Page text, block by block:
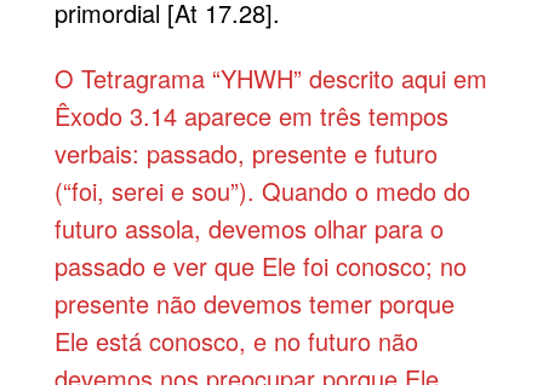
primordial [At 17.28].
O Tetragrama “YHWH” descrito aqui em
Êxodo 3.14 aparece em três tempos
verbais: passado, presente e futuro
(“foi, serei e sou”). Quando o medo do
futuro assola, devemos olhar para o
passado e ver que Ele foi conosco; no
presente não devemos temer porque
Ele está conosco, e no futuro não
devemos nos preocupar porque Ele